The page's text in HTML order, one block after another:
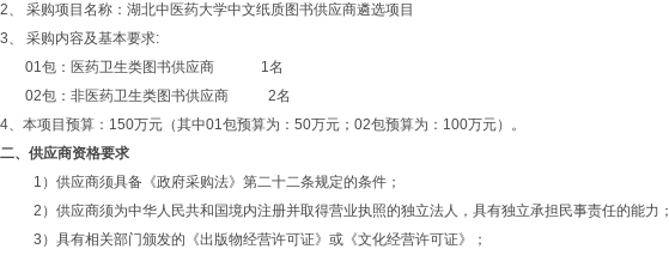
2、 采购项目名称：湖北中医药大学中文纸质图书供应商遴选项目
3、 采购内容及基本要求:
01包：医药卫生类图书供应商 1名
02包：非医药卫生类图书供应商 2名
4、本项目预算：150万元（其中01包预算为：50万元；02包预算为：100万元）。
二、 供应商资格要求
1）供应商须具备《政府采购法》第二十二条规定的条件；
2）供应商须为中华人民共和国境内注册并取得营业执照的独立法人，具有独立承担民事责任的能力；
3）具有相关部门颁发的《出版物经营许可证》或《文化经营许可证》；